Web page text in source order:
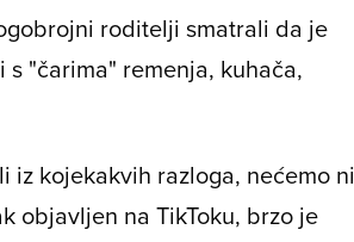
roditelji smatrali da je
"čarima" remenja, kuhača,
kojekakvih razloga, nećemo ni
objavljen na TikToku, brzo je